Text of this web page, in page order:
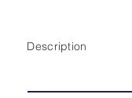
Description